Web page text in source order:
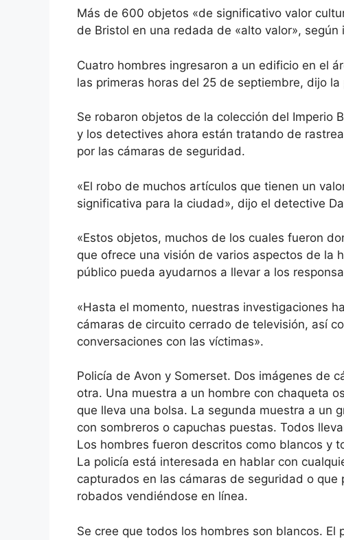
Más de 600 objetos «de significativo valor
de Bristol en una redada de «alto valor», según
Cuatro hombres ingresaron a un edificio en el
las primeras horas del 25 de septiembre, dijo
Se robaron objetos de la colección del Imperio
y los detectives ahora están tratando de
por las cámaras de seguridad.
«El robo de muchos artículos que tienen un
significativa para la ciudad», dijo el detective
«Estos objetos, muchos de los cuales fueron
que ofrece una visión de varios aspectos de la
público pueda ayudarnos a llevar a los
«Hasta el momento, nuestras investigaciones
cámaras de circuito cerrado de televisión, así
conversaciones con las víctimas».
Policía de Avon y Somerset. Dos imágenes de
otra. Una muestra a un hombre con chaqueta
que lleva una bolsa. La segunda muestra a un
con sombreros o capuchas puestas. Todos
Los hombres fueron descritos como blancos y
La policía está interesada en hablar con
capturados en las cámaras de seguridad o
robados vendiéndose en línea.
Se cree que todos los hombres son blancos.